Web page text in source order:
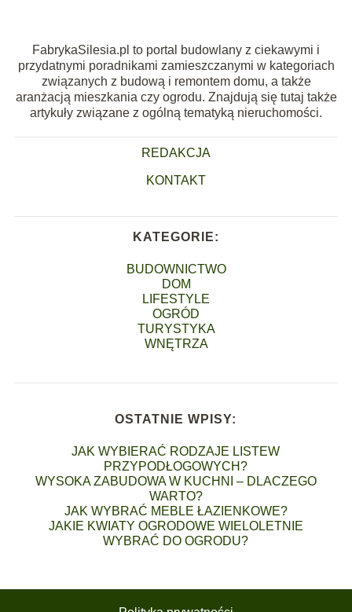
FabrykaSilesia.pl to portal budowlany z ciekawymi i
przydatnymi poradnikami zamieszczanymi w kategoriach
związanych z budową i remontem domu, a także
aranżacją mieszkania czy ogrodu. Znajdują się tutaj także
artykuły związane z ogólną tematyką nieruchomości.
REDAKCJA
KONTAKT
KATEGORIE:
BUDOWNICTWO
DOM
LIFESTYLE
OGRÓD
TURYSTYKA
WNĘTRZA
OSTATNIE WPISY:
JAK WYBIERAĆ RODZAJE LISTEW
PRZYPODŁOGOWYCH?
WYSOKA ZABUDOWA W KUCHNI – DLACZEGO
WARTO?
JAK WYBRAĆ MEBLE ŁAZIENKOWE?
JAKIE KWIATY OGRODOWE WIELOLETNIE
WYBRAĆ DO OGRODU?